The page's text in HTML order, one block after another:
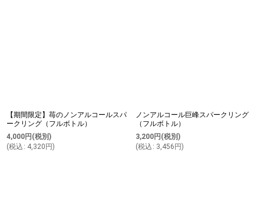
【期間限定】苺のノンアルコールスパ
ークリング（フルボトル）
4,000円 (税別)
(税込 : 4,320 円)
ノンアルコール巨峰スパークリング
（フルボトル）
3,200円 (税別)
(税込 : 3,456 円)